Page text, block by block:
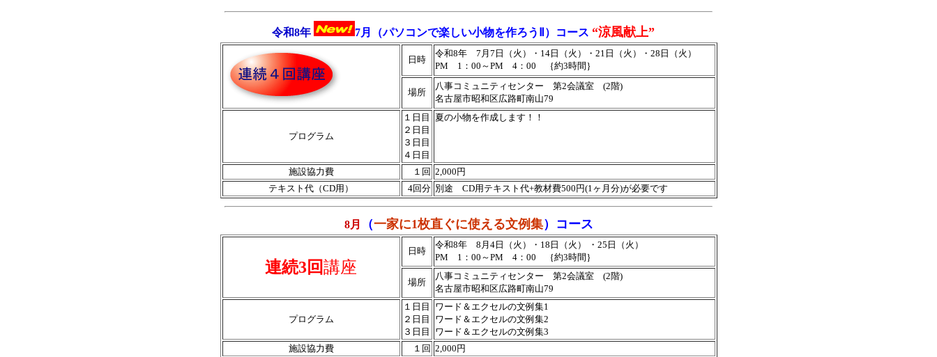
令和8年 7月 （パソコンで楽しい小物を作ろうⅡ）コース “涼風献上”
日時
令和8年 7月7日（火）・14日（火）・21日（火）・28日（火）
PM 1：00～PM 4：00 ｛約3時間｝
場所
八事コミュニティセンター 第2会議室 (2階)
名古屋市昭和区広路町南山79
プログラム
１日目
２日目
３日目
４日目
夏の小物を作成します！！
施設協力費 １回 2,000円
テキスト代（CD用）
4回分 別途 CD用テキスト代+教材費500円(1ヶ月分)が必要です
8月 （一家に1枚直ぐに使える文例集）コース
連続3回講座
日時
令和8年 8月4日（火）・18日（火） ・25日（火）
PM 1：00～PM 4：00 ｛約3時間｝
場所
八事コミュニティセンター 第2会議室 (2階)
名古屋市昭和区広路町南山79
プログラム
１日目
２日目
３日目
ワード＆エクセルの文例集1
ワード＆エクセルの文例集2
ワード＆エクセルの文例集3
施設協力費
１回 2,000円